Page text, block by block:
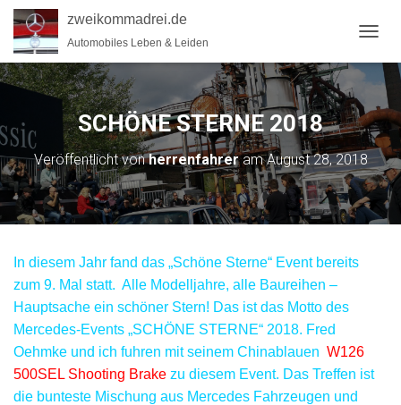
zweikommadrei.de
Automobiles Leben & Leiden
A
G
A
T
O
N
U
N
SCHÖNE STERNE 2018
Veröffentlicht vonherrenfahreramAugust 28, 2018
In diesem Jahr fand das „Schöne Sterne“ Event bereits
zum 9. Mal statt. Alle Modelljahre, alle Baureihen –
Hauptsache ein schöner Stern! Das ist das Motto des
Mercedes-Events „SCHÖNE STERNE“ 2018. Fred
Oehmke und ich fuhren mit seinem Chinablauen W126
500SEL Shooting Brake zu diesem Event. Das Treffen ist
die bunteste Mischung aus Mercedes Fahrzeugen und